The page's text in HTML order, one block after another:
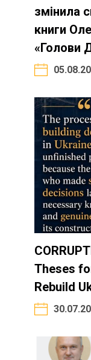
змінила
книги
«Голови
Theses
Rebuild